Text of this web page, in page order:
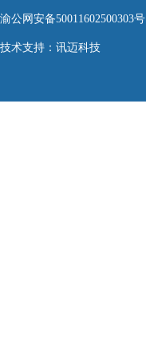
渝公网安备50011602500303号
技术支持： 讯迈科技